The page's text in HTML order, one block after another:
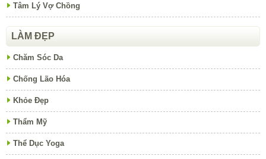
Tâm Lý Vợ Chồng
LÀM ĐẸP
Chăm Sóc Da
Chống Lão Hóa
Khỏe Đẹp
Thẩm Mỹ
Thể Dục Yoga